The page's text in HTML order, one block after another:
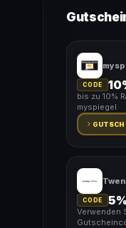
CODE
bis zu 10%
myspiegel
CODE 5%
Verwenden